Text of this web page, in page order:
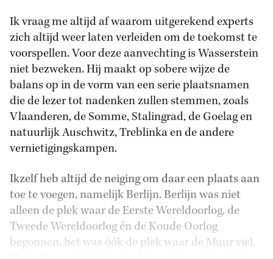
Ik vraag me altijd af waarom uitgerekend experts
zich altijd weer laten verleiden om de toekomst te
voorspellen. Voor deze aanvechting is Wasserstein
niet bezweken. Hij maakt op sobere wijze de
balans op in de vorm van een serie plaatsnamen
die de lezer tot nadenken zullen stemmen, zoals
Vlaanderen, de Somme, Stalingrad, de Goelag en
natuurlijk Auschwitz, Treblinka en de andere
vernietigingskampen.
Ikzelf heb altijd de neiging om daar een plaats aan
toe te voegen, namelijk Berlijn. Berlijn was niet
alleen de plek waar de Eerste Wereldoorlog, de
Tweede Wereldoorlog én de Koude Oorlog
begonnen, het was óók de plek waar de Muur viel.